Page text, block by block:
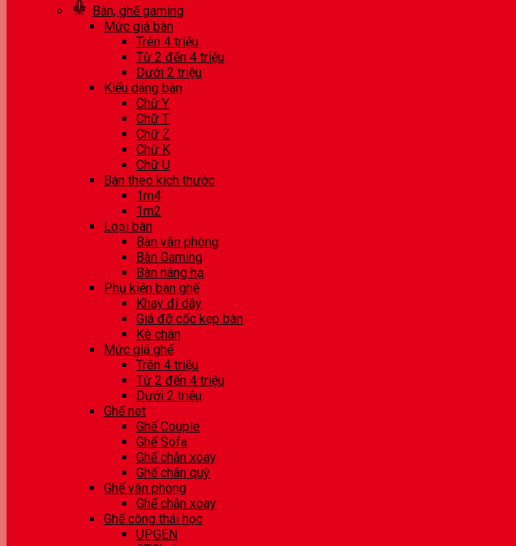
Bàn, ghế gaming
Mức giá bàn
Trên 4 triệu
Từ 2 đến 4 triệu
Dưới 2 triệu
Kiểu dáng bàn
Chữ Y
Chữ T
Chữ Z
Chữ K
Chữ U
Bàn theo kích thước
1m4
1m2
Loại bàn
Bàn văn phòng
Bàn Gaming
Bàn nâng hạ
Phụ kiện bàn ghế
Khay đi dây
Giá đỡ cốc kẹp bàn
Kê chân
Mức giá ghế
Trên 4 triệu
Từ 2 đến 4 triệu
Dưới 2 triệu
Ghế net
Ghế Couple
Ghế Sofa
Ghế chân xoay
Ghế chân quỳ
Ghế văn phòng
Ghế chân xoay
Ghế công thái học
UPGEN